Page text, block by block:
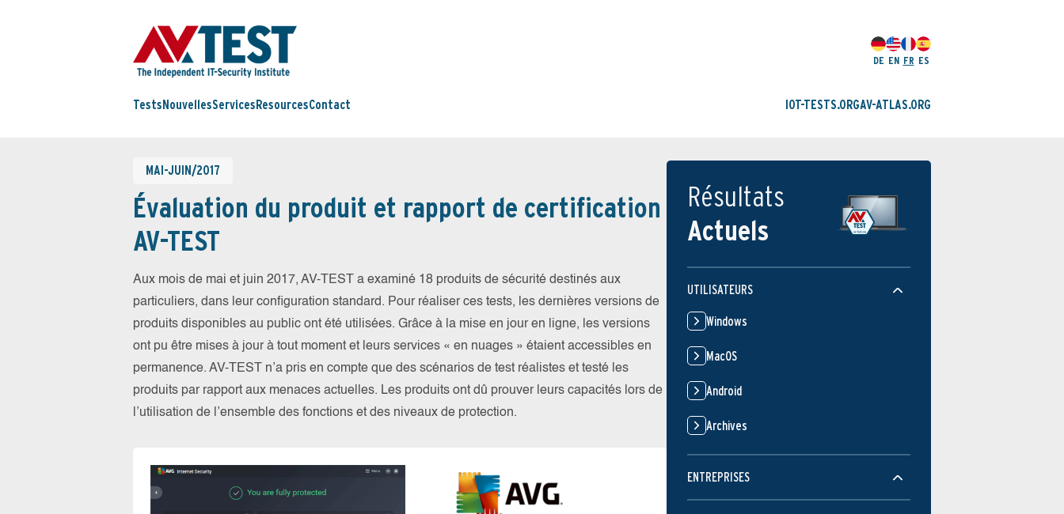
DE EN FR ES
Tests NouvellesServices ResourcesContact IOT-TESTS.ORGAV-ATLAS.ORG
MAI-JUIN/2017
Évaluation du produit et rapport de certification
AV-TEST
Aux mois de mai et juin 2017, AV-TEST a examiné 18 produits de sécurité destinés aux
particuliers, dans leur configuration standard. Pour réaliser ces tests, les dernières versions de
produits disponibles au public ont été utilisées. Grâce à la mise en jour en ligne, les versions
ont pu être mises à jour à tout moment et leurs services « en nuages » étaient accessibles en
permanence. AV-TEST n’a pris en compte que des scénarios de test réalistes et testé les
produits par rapport aux menaces actuelles. Les produits ont dû prouver leurs capacités lors de
l’utilisation de l’ensemble des fonctions et des niveaux de protection.
Résultats
Actuels
UTILISATEURS
Windows
MacOS
Android
Archives
ENTREPRISES